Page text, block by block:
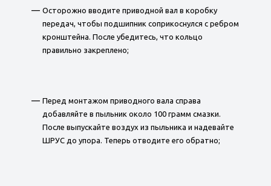
Осторожно вводите приводной вал в коробку
передач, чтобы подшипник соприкоснулся с ребром
кронштейна. После убедитесь, что кольцо
правильно закреплено;
Перед монтажом приводного вала справа
добавляйте в пыльник около 100 грамм смазки.
После выпускайте воздух из пыльника и надевайте
ШРУС до упора. Теперь отводите его обратно;